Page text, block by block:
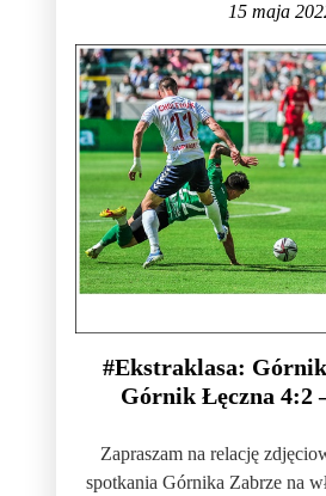
15 maja
#Ekstraklasa:
Górnik Łęczna 4:2
Zapraszam na relację
spotkania Górnika Zabrze na